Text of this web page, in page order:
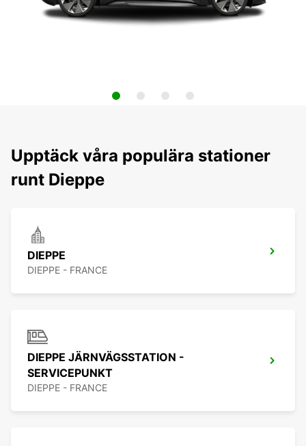
Upptäck våra populära stationer
runt Dieppe
DIEPPE
DIEPPE - FRANCE
DIEPPE JÄRNVÄGSSTATION -
SERVICEPUNKT
DIEPPE - FRANCE